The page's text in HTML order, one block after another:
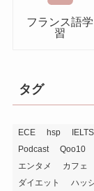
フランス語学
習
タグ
ECE hsp IELTS
Podcast
Qoo10
エンタメ
カフェ
ダイエット
ハッ